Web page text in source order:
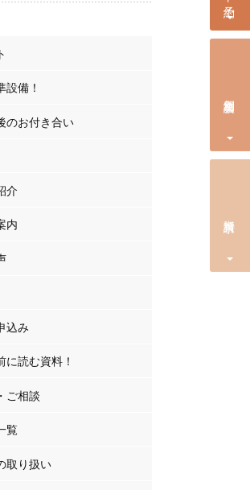
設備！
のお付き合い
介
内
込み
に読む資料！
ご相談
覧
取り扱い